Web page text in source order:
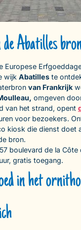
Abatilles
Europese
wijk Abatilles te
van Frankrijk
omgeven
van het strand, opent
voor bezoekers.
kiosk die dienst doet
bron.
boulevard de la Côte
gratis toegang.
in het